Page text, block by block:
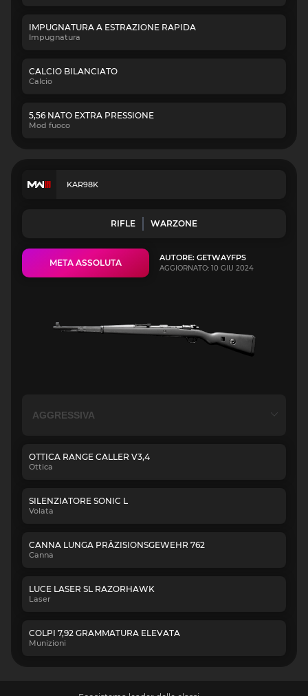
IMPUGNATURA A ESTRAZIONE RAPIDA
Impugnatura
CALCIO BILANCIATO
Calcio
5,56 NATO EXTRA PRESSIONE
Mod fuoco
KAR98K
RIFLE WARZONE
META ASSOLUTA AUTORE: GETWAYFPS
AGGIORNATO: 10 GIU 2024
OTTICA RANGE CALLER V3,4
Ottica
SILENZIATORE SONIC L
Volata
CANNA LUNGA PRÄZISIONSGEWEHR 762
Canna
LUCE LASER SL RAZORHAWK
Laser
COLPI 7,92 GRAMMATURA ELEVATA
Munizioni